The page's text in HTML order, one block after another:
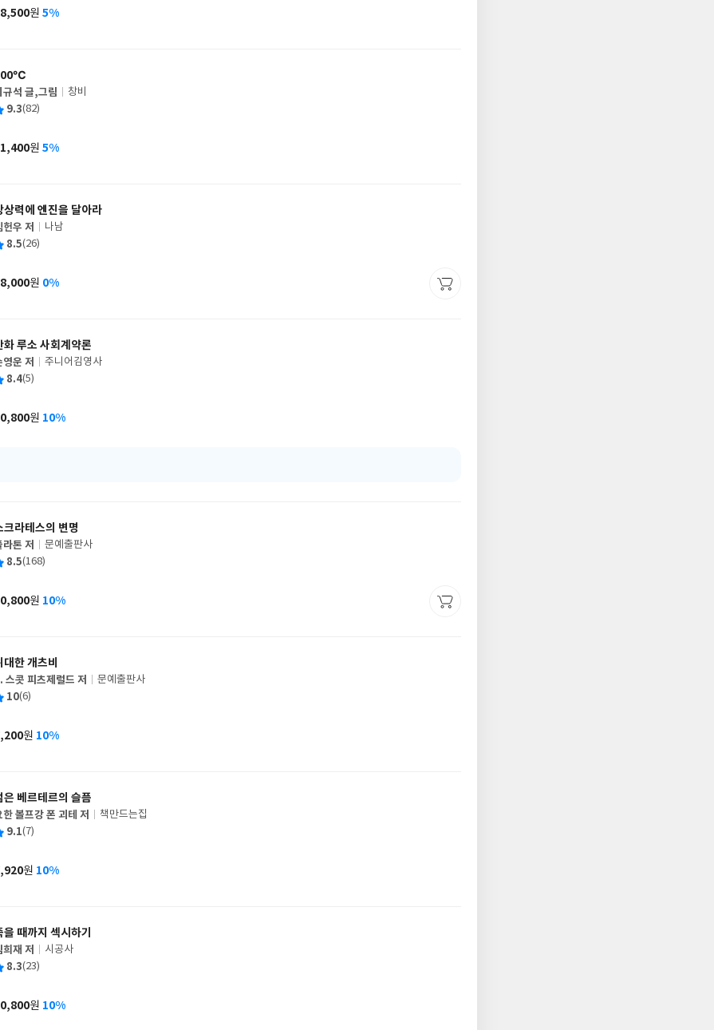
원 5%
규석 글,그림
창비
9.3(82)
원 5%
상력에 엔진을 달아라
헌우 저
나남
8.5(26)
원 0%
화 루소 사회계약론
영운 저
주니어김영사
8.4(5)
원 10%
크라테스의 변명
라톤 저
문예출판사
8.5(168)
원 10%
대한 개츠비
스콧 피츠제럴드 저
문예출판사
10(6)
원 10%
은 베르테르의 슬픔
한 볼프강 폰 괴테 저
책만드는집
9.1(7)
원 10%
을 때까지 섹시하기
희재 저
시공사
8.3(23)
원 10%